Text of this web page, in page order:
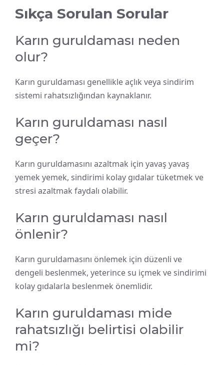
Sıkça Sorulan Sorular
Karın guruldaması neden
olur?
Karın guruldaması genellikle açlık veya sindirim
sistemi rahatsızlığından kaynaklanır.
Karın guruldaması nasıl
geçer?
Karın guruldamasını azaltmak için yavaş yavaş
yemek yemek, sindirimi kolay gıdalar tüketmek ve
stresi azaltmak faydalı olabilir.
Karın guruldaması nasıl
önlenir?
Karın guruldamasını önlemek için düzenli ve
dengeli beslenmek, yeterince su içmek ve sindirimi
kolay gıdalarla beslenmek önemlidir.
Karın guruldaması mide
rahatsızlığı belirtisi olabilir
mi?